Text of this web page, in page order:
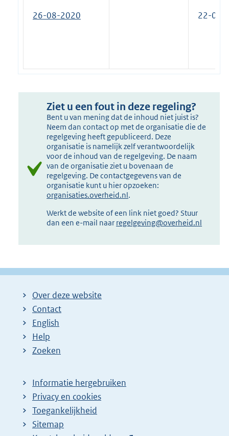
26-08-2020 22-04-
Ziet u een fout in deze regeling?
Bent u van mening dat de inhoud niet juist is?
Neem dan contact op met de organisatie die de
regelgeving heeft gepubliceerd. Deze
organisatie is namelijk zelf verantwoordelijk
voor de inhoud van de regelgeving. De naam
van de organisatie ziet u bovenaan de
regelgeving. De contactgegevens van de
organisatie kunt u hier opzoeken:
organisaties.overheid.nl.
Werkt de website of een link niet goed? Stuur
dan een e-mail naar regelgeving@overheid.nl
Over deze website
Contact
English
Help
Zoeken
Informatie hergebruiken
Privacy en cookies
Toegankelijkheid
Sitemap